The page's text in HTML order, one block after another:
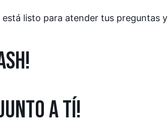
listo para atender tus preguntas y
A TÍ!